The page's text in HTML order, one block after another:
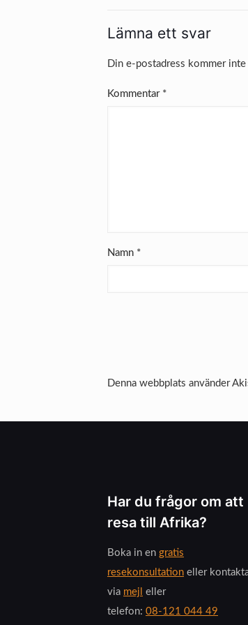
Lämna ett svar
Din e-postadress kommer
Kommentar *
Namn *
Denna webbplats använder
Har du frågor om att
resa till Afrika?
Boka in en gratis
resekonsultation eller
via mejl eller
telefon: 08-121 044 49